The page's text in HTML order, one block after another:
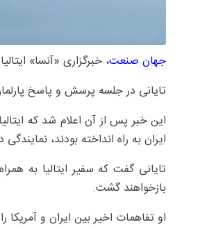
جهان صنعت، خبرگزاری «آنسا»
تایانی در جلسه پرسش و پاسخ
این خبر پس از آن اعلام شد که
ایران به راه انداخته بودند،
تایانی گفت که سفیر ایتالیا به
بازخواهند گشت.
او تفاهمات اخیر بین ایران و